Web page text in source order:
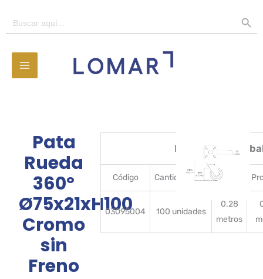
Buscar:
Pata
Rueda
360º
Ø75x21xH100
Cromo
sin
Freno
Detalles del
Código CantidadBulto Ancho
03095004 100 unidades
0.28
metros